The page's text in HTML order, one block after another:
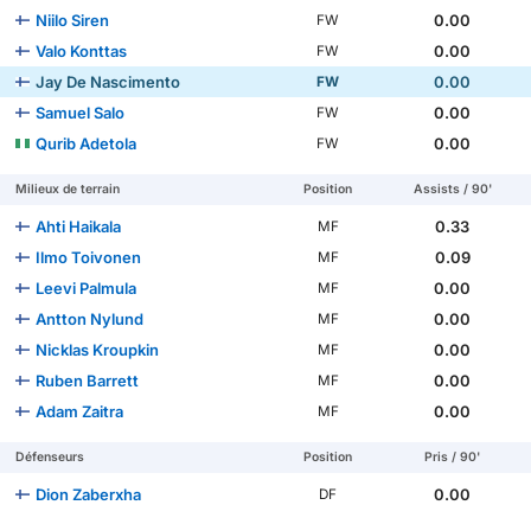
Niilo Siren
FW
0.00
Valo Konttas
FW
0.00
Jay De Nascimento
FW
0.00
Samuel Salo
FW
0.00
Qurib Adetola
FW 0.00
Milieux de terrain Position Assists / 90'
Ahti Haikala MF
0.33
Ilmo Toivonen
MF
0.09
Leevi Palmula
MF
0.00
Antton Nylund
MF
0.00
Nicklas Kroupkin
MF
0.00
Ruben Barrett
MF
0.00
Adam Zaitra
MF 0.00
Défenseurs Position Pris / 90'
Dion Zaberxha DF
0.00